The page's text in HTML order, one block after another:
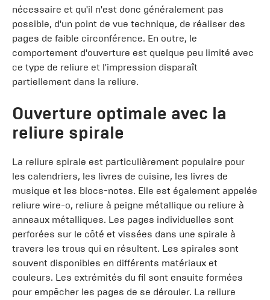
nécessaire et qu'il n'est donc généralement pas
possible, d'un point de vue technique, de réaliser des
pages de faible circonférence. En outre, le
comportement d'ouverture est quelque peu limité avec
ce type de reliure et l'impression disparaît
partiellement dans la reliure.
Ouverture optimale avec la
reliure spirale
La reliure spirale est particulièrement populaire pour
les calendriers, les livres de cuisine, les livres de
musique et les blocs-notes. Elle est également appelée
reliure wire-o, reliure à peigne métallique ou reliure à
anneaux métalliques. Les pages individuelles sont
perforées sur le côté et vissées dans une spirale à
travers les trous qui en résultent. Les spirales sont
souvent disponibles en différents matériaux et
couleurs. Les extrémités du fil sont ensuite formées
pour empêcher les pages de se dérouler. La reliure